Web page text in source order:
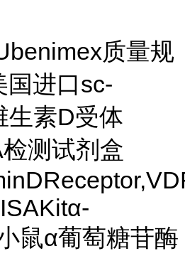
质量规
国进口sc-
素D受体
测试剂盒
鼠α葡萄糖苷酶